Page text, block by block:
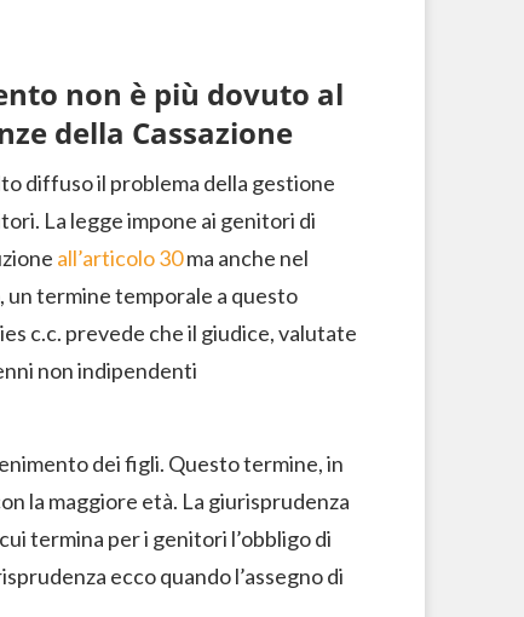
non è più dovuto al
della Cassazione
diffuso il problema della gestione
La legge impone ai genitori di
all’articolo 30ma anche nel
un termine temporale a questo
c.c. prevede che il giudice, valutate
non indipendenti
dei figli. Questo termine, in
la maggiore età. La giurisprudenza
termina per i genitori l’obbligo di
ecco quando l’assegno di